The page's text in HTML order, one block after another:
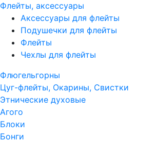
Флейты, аксессуары
Аксессуары для флейты
Подушечки для флейты
Флейты
Чехлы для флейты
Флюгельгорны
Цуг-флейты, Окарины, Свистки
Этнические духовые
Агого
Блоки
Бонги